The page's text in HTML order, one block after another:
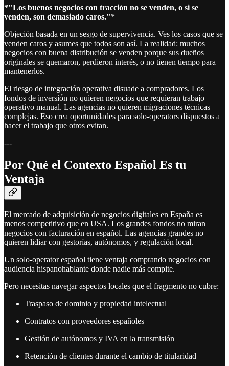
*"Los buenos negocios con tracción no se venden, o si se
venden, son demasiado caros."*
Objeción basada en un sesgo de supervivencia. Ves los casos que se
venden caros y asumes que todos son así. La realidad: muchos
negocios con buena distribución se venden porque sus dueños
originales se quemaron, perdieron interés, o no tienen tiempo para
mantenerlos.
El riesgo de integración operativa disuade a compradores. Los
fondos de inversión no quieren negocios que requieran trabajo
operativo manual. Las agencias no quieren migraciones técnicas
complejas. Eso crea oportunidades para solo-operators dispuestos a
hacer el trabajo que otros evitan.
---
Por Qué el Contexto Español Es tu
Ventaja
El mercado de adquisición de negocios digitales en España es
menos competitivo que en USA. Los grandes fondos no miran
negocios con facturación en español. Las agencias grandes no
quieren lidiar con gestorías, autónomos, y regulación local.
Un solo-operator español tiene ventaja comprando negocios con
audiencia hispanohablante donde nadie más compite.
Pero necesitas navegar aspectos locales que el fragmento no cubre:
Traspaso de dominio y propiedad intelectual
Contratos con proveedores españoles
Gestión de autónomos y IVA en la transmisión
Retención de clientes durante el cambio de titularidad